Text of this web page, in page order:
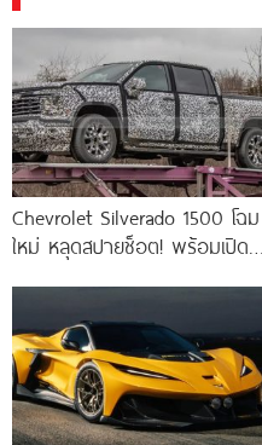
Chevrolet Silverado 1500 โฉม
ใหม่ หลุดสปายช็อต! พร้อมเปิด